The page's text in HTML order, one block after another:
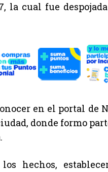
la cual fue
en el portal de
donde formo
los hechos,